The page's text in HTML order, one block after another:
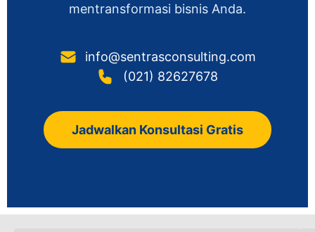
mentransformasi bisnis Anda.
info@sentrasconsulting.com
(021) 82627678
Jadwalkan Konsultasi Gratis